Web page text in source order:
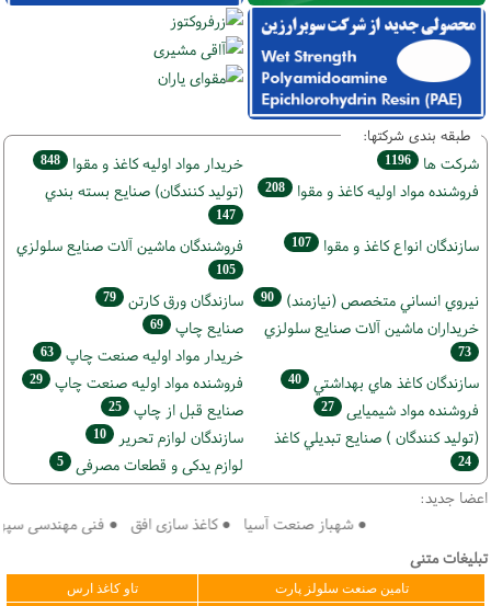
طبقه بندی شرکتها:
شركت ها 1196 خريدار مواد اوليه كاغذ و مقوا 848
فروشنده مواد اوليه كاغذ و مقوا 208 (تولید كنندگان) صنايع بسته بندي
147
سازندگان انواع کاغذ و مقوا 107 فروشندگان ماشين آلات صنايع سلولزي
105
نيروي انساني متخصص (نیازمند) 90 سازندگان ورق كارتن 79
خریداران ماشين آلات صنايع سلولزي
73
صنايع چاپ 69
خريدار مواد اوليه صنعت چاپ 63
سازندگان كاغذ هاي بهداشتي 40 فروشنده مواد اوليه صنعت چاپ 29
فروشنده مواد شیمیایی 27 صنايع قبل از چاپ 25
(تولید كنندگان ) صنايع تبديلي كاغذ
24
سازندگان لوازم تحریر 10
لوازم یدکی و قطعات مصرفی 5
اعضا جدید:
● شهباز صنعت آسیا ● کاغذ سازی افق ● فنی مهندسی سپهر
تبلیغات متنی
تامین صنعت سلولز پارت
تاو کاغذ ارس